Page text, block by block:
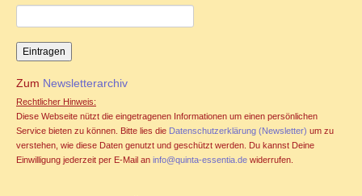
Familienstellen und Sexualität
Familienstellen und Tantra
TANTRA
Jahreszyklen
Zum Newsletterarchiv
Rechtlicher Hinweis:
Diese Webseite nützt die eingetragenen Informationen um einen persönlichen
Service bieten zu können. Bitte lies die Datenschutzerklärung (Newsletter) um zu
verstehen, wie diese Daten genutzt und geschützt werden. Du kannst Deine
Einwilligung jederzeit per E-Mail an info@quinta-essentia.de widerrufen.